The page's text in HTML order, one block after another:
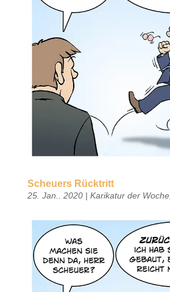
Scheuers Rücktritt
25. Jan.. 2020| Karikatur der Woche,